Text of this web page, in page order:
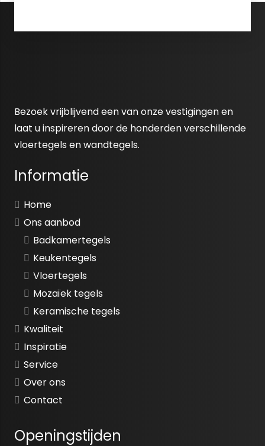
Bezoek vrijblijvend een van onze vestigingen en
laat u inspireren door de honderden verschillende
vloertegels en wandtegels.
Informatie
Home
Ons aanbod
Badkamertegels
Keukentegels
Vloertegels
Mozaïek tegels
Keramische tegels
Kwaliteit
Inspiratie
Service
Over ons
Contact
Openingstijden